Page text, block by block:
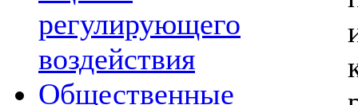
регулирующего
воздействия
Общественные